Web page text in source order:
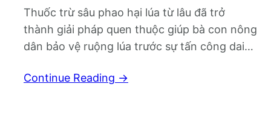
Thuốc trừ sâu phao hại lúa từ lâu đã trở
thành giải pháp quen thuộc giúp bà con nông
dân bảo vệ ruộng lúa trước sự tấn công dai
mùa vụ bước vào giai đoạn sinh trưởng quan
Continue Reading →